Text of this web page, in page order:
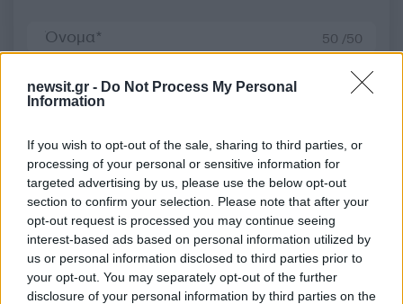
newsit.gr - Do Not Process My Personal
Information
If you wish to opt-out of the sale, sharing to third parties, or
processing of your personal or sensitive information for
targeted advertising by us, please use the below opt-out
section to confirm your selection. Please note that after your
opt-out request is processed you may continue seeing
interest-based ads based on personal information utilized by
us or personal information disclosed to third parties prior to
your opt-out. You may separately opt-out of the further
disclosure of your personal information by third parties on the
50 /50
2000 /2000
Υποβολή σχολίου
Όροι Χρήσης. Το site προστατεύεται από reCAPTCHA, ισχύουν
Πολιτική Απορρήτου &Όροι Χρήσηςτης Google.
Driveit
ΑΓΩΝΕΣ ΑΥΤΟΚΙΝΗΤΟΥ